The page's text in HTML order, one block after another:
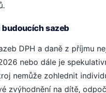
sazeb
DPH a daně z příjmu
nebo dále je
nemůže zohlednit
zvýhodnění na dítě,